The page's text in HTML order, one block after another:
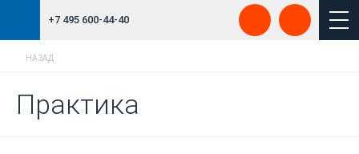
+7 495 600-44-40
НАЗАД
Практика